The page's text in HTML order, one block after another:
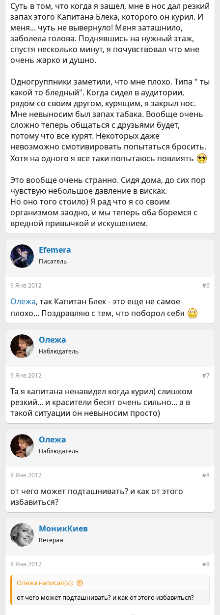
Суть в том, что когда я зашел, мне в нос дал резкий
запах этого Капитана Блека, которого он курил. И
меня... чуть не вывернуло! Меня заташнило,
заболела голова. Поднявшись на нужный этаж,
спустя несколько минут, я почувствовал что мне
очень жарко и душно.
Одногруппники заметили, что мне плохо. Типа " ты
какой то бледный". Когда сидел в аудитории,
рядом со своим другом, курящим, я закрыл нос.
Мне невыносим был запах табака. Вообще очень
сложно теперь общаться с друзьями будет,
потому что все курят. Некоторых даже
невозможно смотивировать попытаться бросить.
Хотя на одного я все таки попытаюсь повлиять
Это вообще очень странно. Сидя дома, до сих пор
чувствую небольшое давление в висках.
Но оно того стоило) Я рад что я со своим
организмом заодно, и мы теперь оба боремся с
вредной привычкой и искушением.
Efemera
Писатель
9 Янв 2012 #6
Олежа, так Капитан Блек - это еще не самое
плохо... Поздравляю с тем, что поборол себя
Олежа
Наблюдатель
9 Янв 2012 #7
Та я капитана ненавидел когда курил) слишком
резкий... и красители бесят очень сильно... а в
такой ситуации он невыносим просто)
Олежа
Наблюдатель
9 Янв 2012 #8
от чего может подташнивать? и как от этого
избавиться?
МоникКиев
Ветеран
9 Янв 2012 #9
Олежа написал(а):
от чего может подташнивать? и как от этого избавиться?